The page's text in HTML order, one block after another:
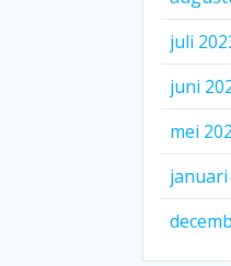
juli
juni
mei
januari